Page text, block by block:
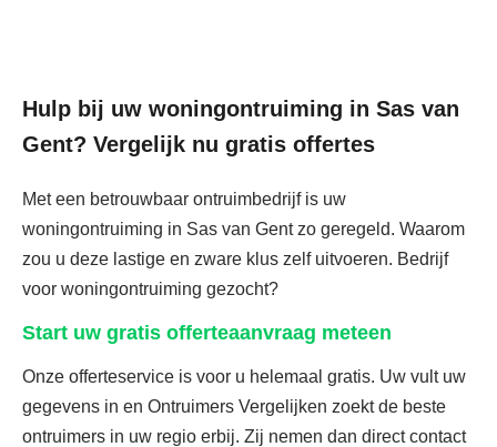
Hulp bij uw woningontruiming in Sas van
Gent? Vergelijk nu gratis offertes
Met een betrouwbaar ontruimbedrijf is uw
woningontruiming in Sas van Gent zo geregeld. Waarom
zou u deze lastige en zware klus zelf uitvoeren. Bedrijf
voor woningontruiming gezocht?
Start uw gratis offerteaanvraag meteen
Onze offerteservice is voor u helemaal gratis. Uw vult uw
gegevens in en Ontruimers Vergelijken zoekt de beste
ontruimers in uw regio erbij. Zij nemen dan direct contact